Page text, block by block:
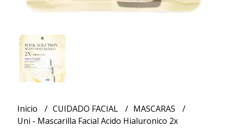
Inicio CUIDADO FACIAL
MASCARAS
Uni - Mascarilla Facial Acido Hialuronico 2x